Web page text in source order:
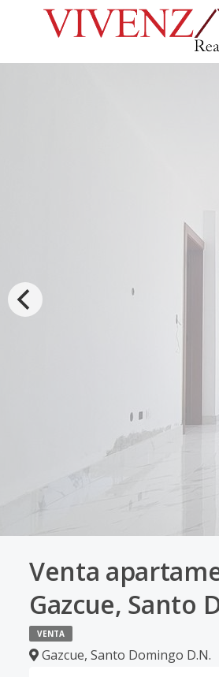
Venta
Gazcue, Santo
VENTA
Gazcue, Santo Domingo D.N.